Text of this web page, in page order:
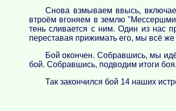
Снова взмываем ввысь,
втроём вгоняем в землю
тень сливается с ним. Один из нас
переставая прижимать его, мы всё же
Бой окончен. Собравшись, мы
бой. Собравшись, подводим итоги
Так закончился бой 14 наших